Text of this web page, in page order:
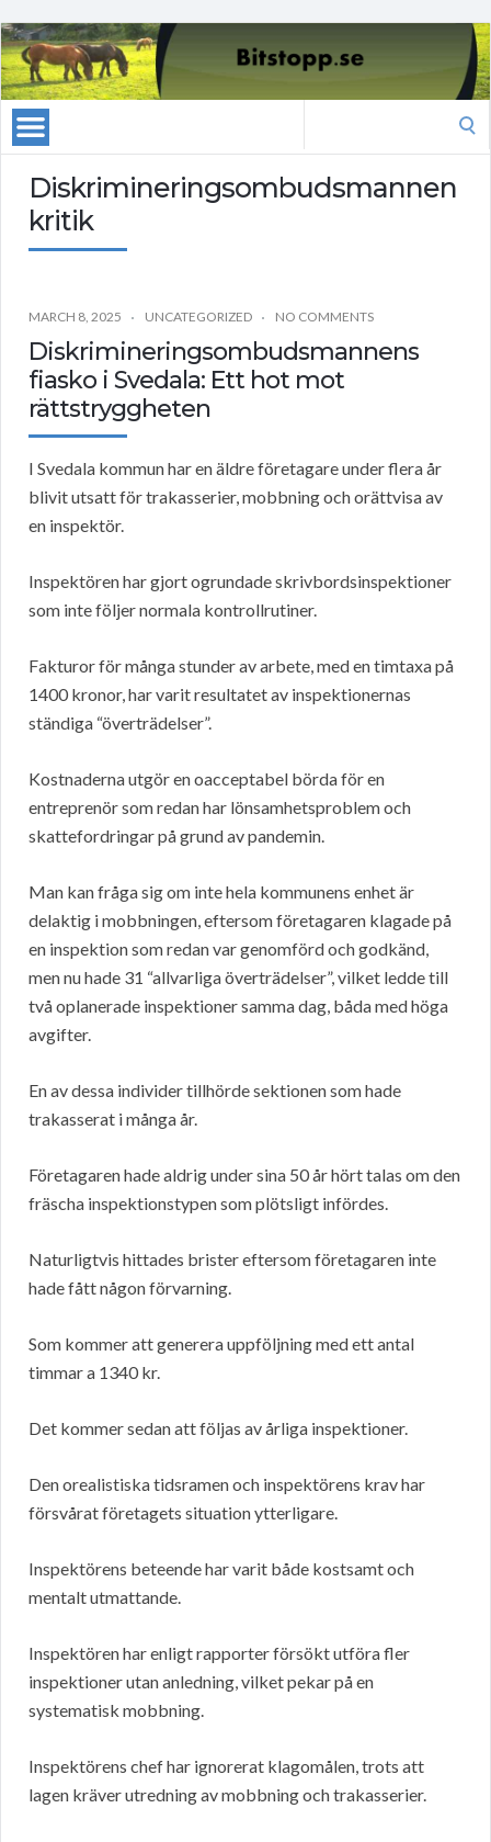
Diskrimineringsombudsmannen
kritik
MARCH 8, 2025 UNCATEGORIZED NO COMMENTS
Diskrimineringsombudsmannens
fiasko i Svedala: Ett hot mot
rättstryggheten
I Svedala kommun har en äldre företagare under flera år
blivit utsatt för trakasserier, mobbning och orättvisa av
en inspektör.
Inspektören har gjort ogrundade skrivbordsinspektioner
som inte följer normala kontrollrutiner.
Fakturor för många stunder av arbete, med en timtaxa på
1400 kronor, har varit resultatet av inspektionernas
ständiga “överträdelser”.
Kostnaderna utgör en oacceptabel börda för en
entreprenör som redan har lönsamhetsproblem och
skattefordringar på grund av pandemin.
Man kan fråga sig om inte hela kommunens enhet är
delaktig i mobbningen, eftersom företagaren klagade på
en inspektion som redan var genomförd och godkänd,
men nu hade 31 “allvarliga överträdelser”, vilket ledde till
två oplanerade inspektioner samma dag, båda med höga
avgifter.
En av dessa individer tillhörde sektionen som hade
trakasserat i många år.
Företagaren hade aldrig under sina 50 år hört talas om den
fräscha inspektionstypen som plötsligt infördes.
Naturligtvis hittades brister eftersom företagaren inte
hade fått någon förvarning.
Som kommer att generera uppföljning med ett antal
timmar a 1340 kr.
Det kommer sedan att följas av årliga inspektioner.
Den orealistiska tidsramen och inspektörens krav har
försvårat företagets situation ytterligare.
Inspektörens beteende har varit både kostsamt och
mentalt utmattande.
Inspektören har enligt rapporter försökt utföra fler
inspektioner utan anledning, vilket pekar på en
systematisk mobbning.
Inspektörens chef har ignorerat klagomålen, trots att
lagen kräver utredning av mobbning och trakasserier.